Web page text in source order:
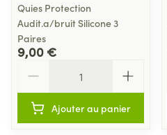
Quies Protection
Audit.a/bruit Silicone 3
Paires
9,00 €
Ajouter au panier